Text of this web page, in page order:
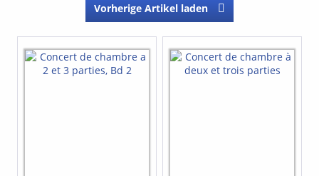
Vorherige Artikel laden